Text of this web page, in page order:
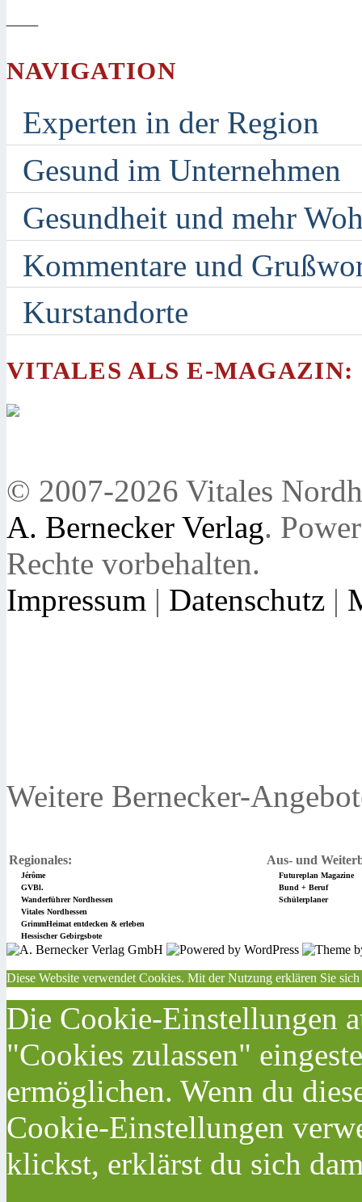
—
NAVIGATION
Experten in der Region
Gesund im Unternehmen
Gesundheit und mehr
Kommentare und
Kurstandorte
VITALES ALS E-MAGAZIN:
© 2007-2026 Vitales
A. Bernecker Verlag.
Rechte vorbehalten.
Impressum | Datenschutz |
Weitere Bernecker-
Regionales: Aus- und
Jérôme
Futureplan Magazine
GVBl.
Bund + Beruf
Wanderführer Nordhessen
Schülerplaner
Vitales Nordhessen
GrimmHeimat entdecken & erleben
Hessischer Gebirgsbote
Diese Website verwendet Cookies. Mit der Nutzung erklären Sie
Die Cookie-Einstellungen
"Cookies zulassen"
ermöglichen. Wenn du
Cookie-Einstellungen
klickst, erklärst du sich